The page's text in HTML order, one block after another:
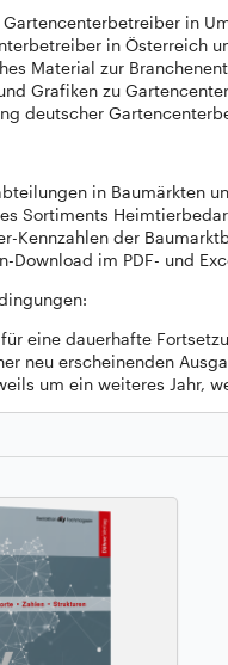
Gartencenterbetreiber in
in Österreich
Material zur
Grafiken zu
deutscher
in Baumärkten
Sortiments
Kennzahlen der
Download im PDF- und
eine dauerhafte
neu erscheinenden
um ein weiteres Jahr,